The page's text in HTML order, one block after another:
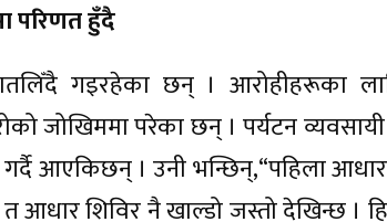
परिणत हुँदै
गइरहेका छन् । आरोहीहरूका
जोखिममा परेका छन् । पर्यटन व्यवसायी
गर्दै आएकिछन् । उनी भन्छिन्,“पहिला
आधार शिविर नै खाल्डो जस्तो देखिन्छ ।